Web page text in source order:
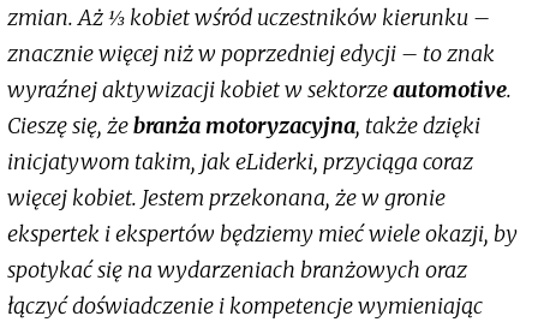
zmian. Aż ⅓ kobiet wśród uczestników kierunku –
znacznie więcej niż w poprzedniej edycji – to znak
wyraźnej aktywizacji kobiet w sektorzeautomotive.
Cieszę się, żebranża motoryzacyjna, także dzięki
inicjatywom takim, jak eLiderki, przyciąga coraz
więcej kobiet. Jestem przekonana, że w gronie
ekspertek i ekspertów będziemy mieć wiele okazji, by
spotykać się na wydarzeniach branżowych oraz
łączyć doświadczenie i kompetencje wymieniając